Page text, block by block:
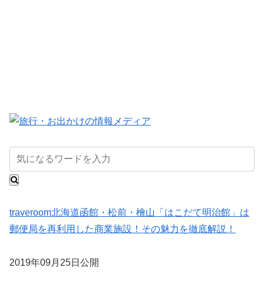
traveroom北海道函館・松前・檜山 「はこだて明治館」は
郵便局を再利用した商業施設！その魅力を徹底解説！
2019年09月25日公開